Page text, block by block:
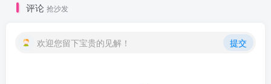
评论 抢沙发
欢迎您留下宝贵的见解！ 提交